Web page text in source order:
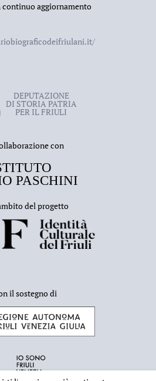
continuo aggiornamento
DEPUTAZIONE
DI STORIA PATRIA
PER IL FRIULI
con
del progetto
il sostegno di